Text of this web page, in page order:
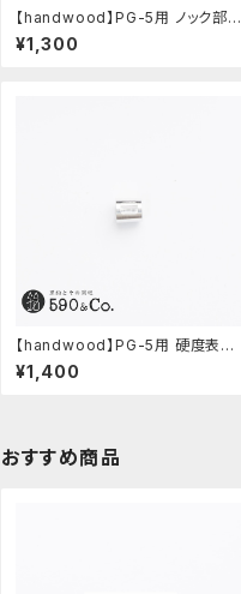
【handwood】PG-5用 ノック部カ
バー (ステンレス)
¥1,300
【handwood】PG-5用 硬度表示
窓 (アルミ/長方形)
¥1,400
おすすめ商品